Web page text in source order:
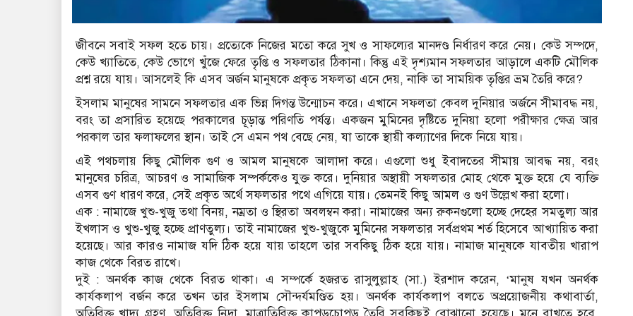
জীবনে সবাই সফল হতে চায়। প্রত্যেকে নিজের মতো করে সুখ ও সাফল্যের মানদণ্ড নির্ধারণ করে নেয়। কেউ সম্পদে,
কেউ খ্যাতিতে, কেউ ভোগে খুঁজে ফেরে তৃপ্তি ও সফলতার ঠিকানা। কিন্তু এই দৃশ্যমান সফলতার আড়ালে একটি মৌলিক
প্রশ্ন রয়ে যায়। আসলেই কি এসব অর্জন মানুষকে প্রকৃত সফলতা এনে দেয়, নাকি তা সাময়িক তৃপ্তির ভ্রম তৈরি করে?
ইসলাম মানুষের সামনে সফলতার এক ভিন্ন দিগন্ত উন্মোচন করে। এখানে সফলতা কেবল দুনিয়ার অর্জনে সীমাবদ্ধ নয়,
বরং তা প্রসারিত হয়েছে পরকালের চূড়ান্ত পরিণতি পর্যন্ত। একজন মুমিনের দৃষ্টিতে দুনিয়া হলো পরীক্ষার ক্ষেত্র আর
পরকাল তার ফলাফলের স্থান। তাই সে এমন পথ বেছে নেয়, যা তাকে স্থায়ী কল্যাণের দিকে নিয়ে যায়।
এই পথচলায় কিছু মৌলিক গুণ ও আমল মানুষকে আলাদা করে। এগুলো শুধু ইবাদতের সীমায় আবদ্ধ নয়, বরং
মানুষের চরিত্র, আচরণ ও সামাজিক সম্পর্ককেও যুক্ত করে। দুনিয়ার অস্থায়ী সফলতার মোহ থেকে মুক্ত হয়ে যে ব্যক্তি
এসব গুণ ধারণ করে, সেই প্রকৃত অর্থে সফলতার পথে এগিয়ে যায়। তেমনই কিছু আমল ও গুণ উল্লেখ করা হলো।
এক : নামাজে খুশু-খুজু তথা বিনয়, নম্রতা ও স্থিরতা অবলম্বন করা। নামাজের অন্য রুকনগুলো হচ্ছে দেহের সমতুল্য আর
ইখলাস ও খুশু-খুজু হচ্ছে প্রাণতুল্য। তাই নামাজের খুশু-খুজুকে মুমিনের সফলতার সর্বপ্রথম শর্ত হিসেবে আখ্যায়িত করা
হয়েছে। আর কারও নামাজ যদি ঠিক হয়ে যায় তাহলে তার সবকিছু ঠিক হয়ে যায়। নামাজ মানুষকে যাবতীয় খারাপ
কাজ থেকে বিরত রাখে।
দুই : অনর্থক কাজ থেকে বিরত থাকা। এ সম্পর্কে হজরত রাসুলুল্লাহ (সা.) ইরশাদ করেন, ‘মানুষ যখন অনর্থক
কার্যকলাপ বর্জন করে তখন তার ইসলাম সৌন্দর্যমণ্ডিত হয়। অনর্থক কার্যকলাপ বলতে অপ্রয়োজনীয় কথাবার্তা,